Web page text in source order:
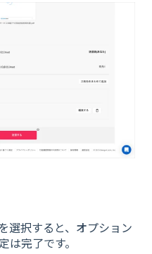
選択すると、オプション
は完了です。